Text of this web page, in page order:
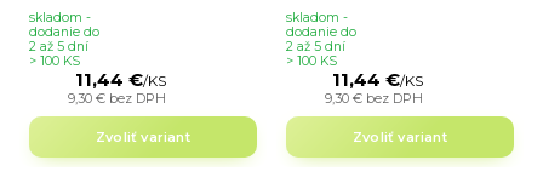
11,44 €/KS
9,30 € bez DPH
skladom -
dodanie do
2 až 5 dní
> 100 KS
Zvoliť variant
11,44 €/KS
9,30 € bez DPH
skladom -
dodanie do
2 až 5 dní
> 100 KS
Zvoliť variant